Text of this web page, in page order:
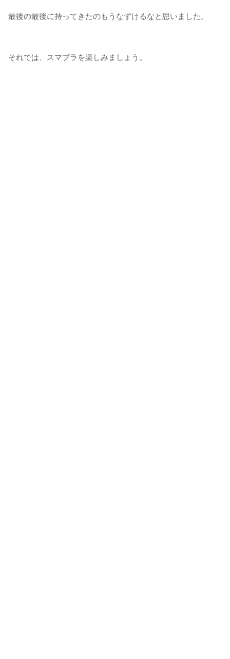
最後の最後に持ってきたのもうなずけるなと思いました。
それでは、スマブラを楽しみましょう。